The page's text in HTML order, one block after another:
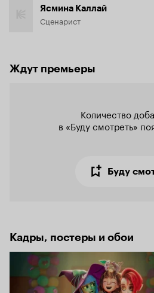
Ясмина Каллай
Сценарист
Ждут премьеры
Количество
в «Буду смотреть»
Буду
Кадры, постеры и обои